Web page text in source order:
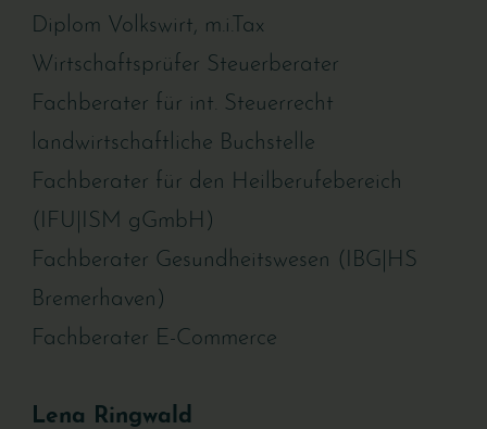
Diplom Volkswirt, m.i.Tax
Wirtschaftsprüfer Steuerberater
Fachberater für int. Steuerrecht
landwirtschaftliche Buchstelle
Fachberater für den Heilberufebereich
(IFU|ISM gGmbH)
Fachberater Gesundheitswesen (IBG|HS
Bremerhaven)
Fachberater E-Commerce
Lena Ringwald